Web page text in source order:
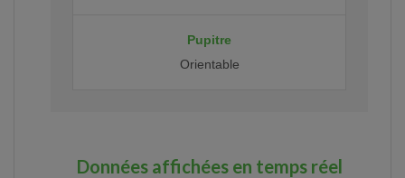
Pupitre
Orientable
Données affichées en temps réel